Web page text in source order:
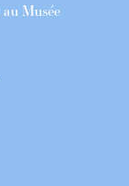
Musée